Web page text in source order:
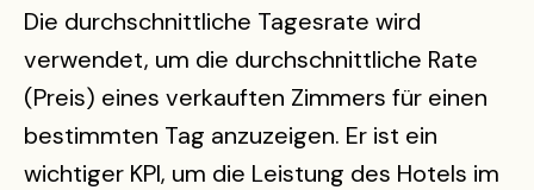
Die durchschnittliche Tagesrate wird
verwendet, um die durchschnittliche Rate
(Preis) eines verkauften Zimmers für einen
bestimmten Tag anzuzeigen. Er ist ein
wichtiger KPI, um die Leistung des Hotels im